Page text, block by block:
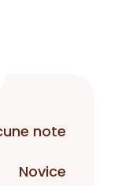
note
Novice